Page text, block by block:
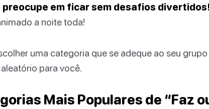
preocupe em ficar sem desafios
a noite toda!
uma categoria que se adeque ao seu
para você.
Mais Populares de “Faz